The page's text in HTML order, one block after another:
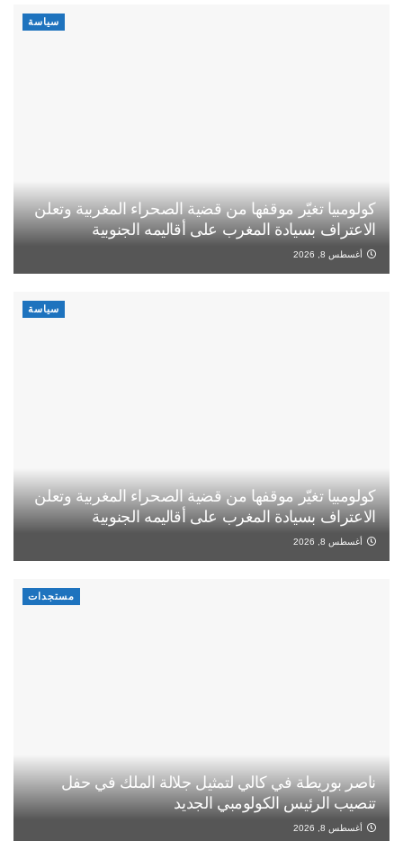
سياسة
كولومبيا تغيّر موقفها من قضية الصحراء المغربية وتعلن
الاعتراف بسيادة المغرب على أقاليمه الجنوبية
أغسطس 8, 2026
سياسة
كولومبيا تغيّر موقفها من قضية الصحراء المغربية وتعلن
الاعتراف بسيادة المغرب على أقاليمه الجنوبية
أغسطس 8, 2026
مستجدات
ناصر بوريطة في كالي لتمثيل جلالة الملك في حفل
تنصيب الرئيس الكولومبي الجديد
أغسطس 8, 2026